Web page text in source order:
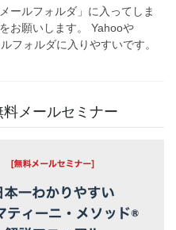
ールフォルダ」に入ってしま
お願いします。 Yahooや
フォルダに入りやすいです。
メールセミナー